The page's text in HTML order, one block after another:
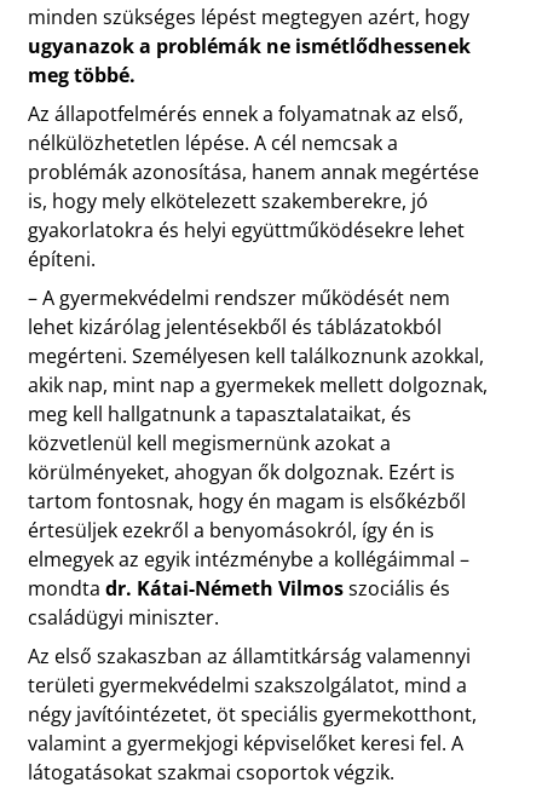
minden szükséges lépést megtegyen azért, hogy
ugyanazok a problémák ne ismétlődhessenek
meg többé.
Az állapotfelmérés ennek a folyamatnak az első,
nélkülözhetetlen lépése. A cél nemcsak a
problémák azonosítása, hanem annak megértése
is, hogy mely elkötelezett szakemberekre, jó
gyakorlatokra és helyi együttműködésekre lehet
építeni.
– A gyermekvédelmi rendszer működését nem
lehet kizárólag jelentésekből és táblázatokból
megérteni. Személyesen kell találkoznunk azokkal,
akik nap, mint nap a gyermekek mellett dolgoznak,
meg kell hallgatnunk a tapasztalataikat, és
közvetlenül kell megismernünk azokat a
körülményeket, ahogyan ők dolgoznak. Ezért is
tartom fontosnak, hogy én magam is elsőkézből
értesüljek ezekről a benyomásokról, így én is
elmegyek az egyik intézménybe a kollégáimmal –
mondta dr. Kátai-Németh Vilmosszociális és
családügyi miniszter.
Az első szakaszban az államtitkárság valamennyi
területi gyermekvédelmi szakszolgálatot, mind a
négy javítóintézetet, öt speciális gyermekotthont,
valamint a gyermekjogi képviselőket keresi fel. A
látogatásokat szakmai csoportok végzik.